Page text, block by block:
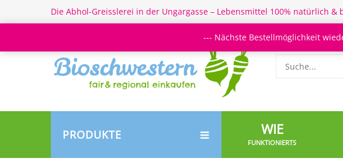
Die Abhol-Greisslerei in der Ungargasse – Lebensmittel 100% natürlich &
PRODUKTE WIE
FUNKTIONIERTS
--- Nächste Bestellmöglichkeit